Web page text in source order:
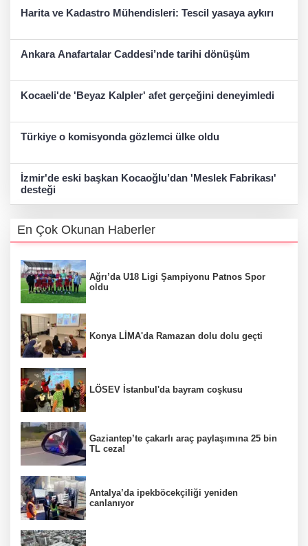
Harita ve Kadastro Mühendisleri: Tescil yasaya aykırı
Ankara Anafartalar Caddesi’nde tarihi dönüşüm
Kocaeli'de 'Beyaz Kalpler' afet gerçeğini deneyimledi
Türkiye o komisyonda gözlemci ülke oldu
İzmir'de eski başkan Kocaoğlu’dan 'Meslek Fabrikası'
desteği
En Çok Okunan Haberler
Ağrı’da U18 Ligi Şampiyonu Patnos Spor
oldu
Konya LİMA'da Ramazan dolu dolu geçti
LÖSEV İstanbul'da bayram coşkusu
Gaziantep’te çakarlı araç paylaşımına 25 bin
TL ceza!
Antalya’da ipekböcekçiliği yeniden
canlanıyor